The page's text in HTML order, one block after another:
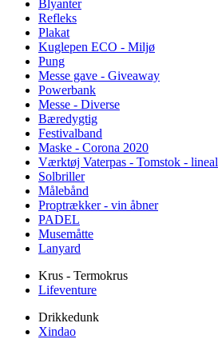
Blyanter
Refleks
Plakat
Kuglepen ECO - Miljø
Pung
Messe gave - Giveaway
Powerbank
Messe - Diverse
Bæredygtig
Festivalband
Maske - Corona 2020
Værktøj Vaterpas - Tomstok - lineal
Solbriller
Målebånd
Proptrækker - vin åbner
PADEL
Musemåtte
Lanyard
Krus - Termokrus
Lifeventure
Drikkedunk
Xindao